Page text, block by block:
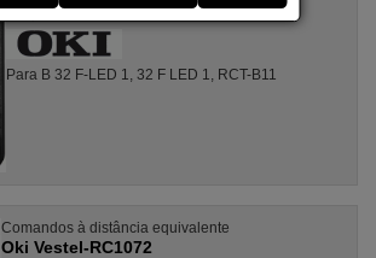
17,27 €(IVA incluído)
Para B 32 F-LED 1, 32 F LED 1, RCT-B11
Comandos à distância equivalente
Oki Vestel-RC1072